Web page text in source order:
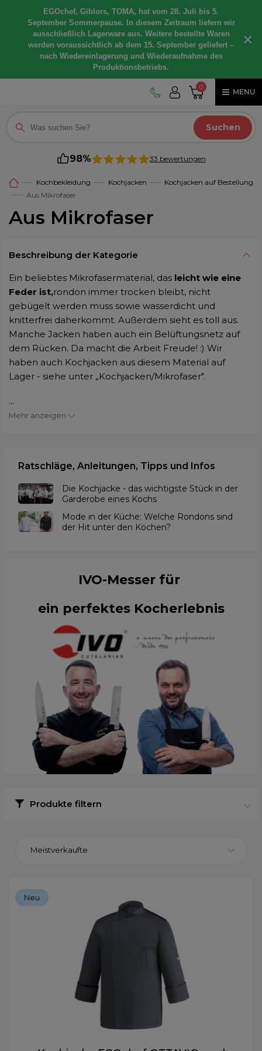
EGOchef, Giblors, TOMA, hat vom 28. Juli bis 5.
September Sommerpause. In diesem Zeitraum liefern wir
ausschließlich Lagerware aus. Weitere bestellte Waren
werden voraussichtlich ab dem 15. September geliefert –
nach Wiedereinlagerung und Wiederaufnahme des
Produktionsbetriebs.
×
0
MENU
Suchen
98% 33 bewertungen
Kochbekleidung Kochjacken
Kochjacken auf Bestellung
Aus Mikrofaser
Aus Mikrofaser
Beschreibung der Kategorie
Ein beliebtes Mikrofasermaterial, das leicht wie eine
Feder ist,rondon immer trocken bleibt, nicht
gebügelt werden muss sowie wasserdicht und
knitterfrei daherkommt. Außerdem sieht es toll aus.
Manche Jacken haben auch ein Belüftungsnetz auf
dem Rücken. Da macht die Arbeit Freude! :) Wir
haben auch Kochjacken aus diesem Material auf
Lager - siehe unter „Kochjacken/Mikrofaser".
...
Mehr anzeigen
Ratschläge, Anleitungen, Tipps und Infos
Die Kochjacke - das wichtigste Stück in der
Garderobe eines Kochs
Mode in der Küche: Welche Rondons sind
der Hit unter den Köchen?
IVO-Messer für
ein perfektes Kocherlebnis
Produkte filtern
Meistverkaufte
Neu